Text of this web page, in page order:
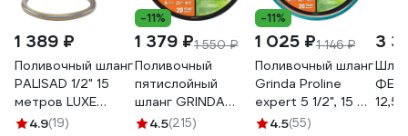
1 389 ₽
Поливочный шланг
PALISAD 1/2" 15
метров LUXE
67459
4.9(19)
-11%
1 379 ₽1 550 ₽
Поливочный
пятислойный
шланг GRINDA
PROLine EXPERT
4.5(215)
-11%
1 025 ₽1 146 ₽
Поливочный шланг
Grinda Proline
expert 5 1/2", 15 м,
35 атм 429007-
4.5(55)
3
12,5